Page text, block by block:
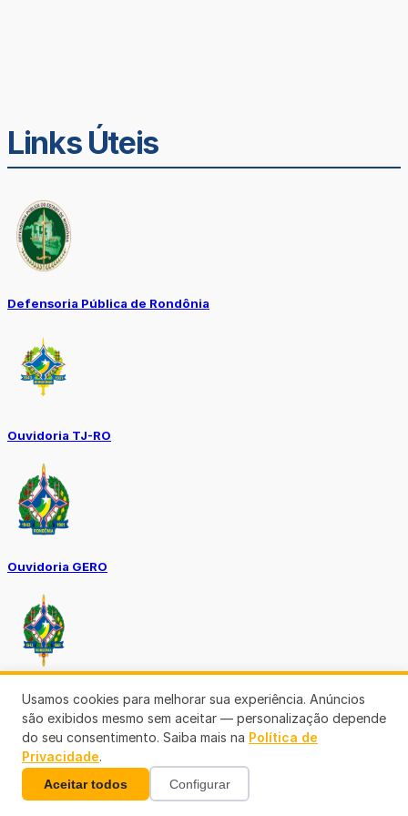
Links Úteis
Defensoria Pública de Rondônia
Ouvidoria TJ-RO
Ouvidoria GERO
Diário Oficial ALE
Usamos cookies para melhorar sua experiência. Anúncios
são exibidos mesmo sem aceitar — personalização depende
do seu consentimento. Saiba mais na Política de
Privacidade.
Aceitar todos Configurar